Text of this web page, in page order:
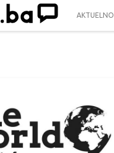
AKTUELNO